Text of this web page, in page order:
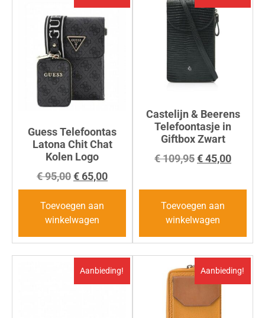
Guess Telefoontas
Latona Chit Chat
Kolen Logo
€95,00€ 65,00
Toevoegen aan
winkelwagen
Castelijn & Beerens
Telefoontasje in
Giftbox Zwart
€109,95€45,00
Toevoegen aan
winkelwagen
Aanbieding! Aanbieding!